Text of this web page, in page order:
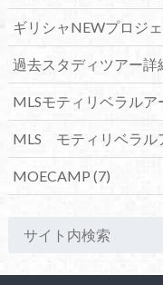
ギリシャNEWプロジェ
過去スタディツアー詳
MLSモティリベラルア
MLS モティリベラル
MOECAMP (7)